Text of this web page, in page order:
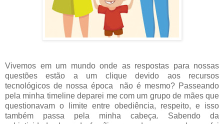
Vivemos em um mundo onde as respostas para nossas
questões estão a um clique devido aos recursos
tecnológicos de nossa época
não é mesmo? Passeando
pela minha timeline deparei me com um grupo de mães que
questionavam o limite entre obediência, respeito, e isso
também passa pela minha cabeça. Sabendo da